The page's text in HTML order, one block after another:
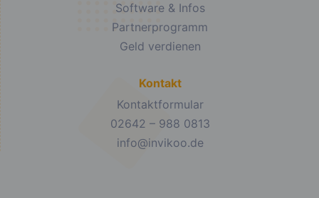
Software & Infos
Partnerprogramm
Geld verdienen
Kontakt
Kontaktformular
02642 – 988 0813
info@invikoo.de